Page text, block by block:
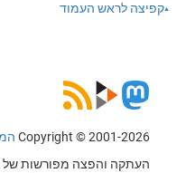
קפיצה לראש העמוד
Copyright © 2001-2026
העתקה והפצה מפורשות